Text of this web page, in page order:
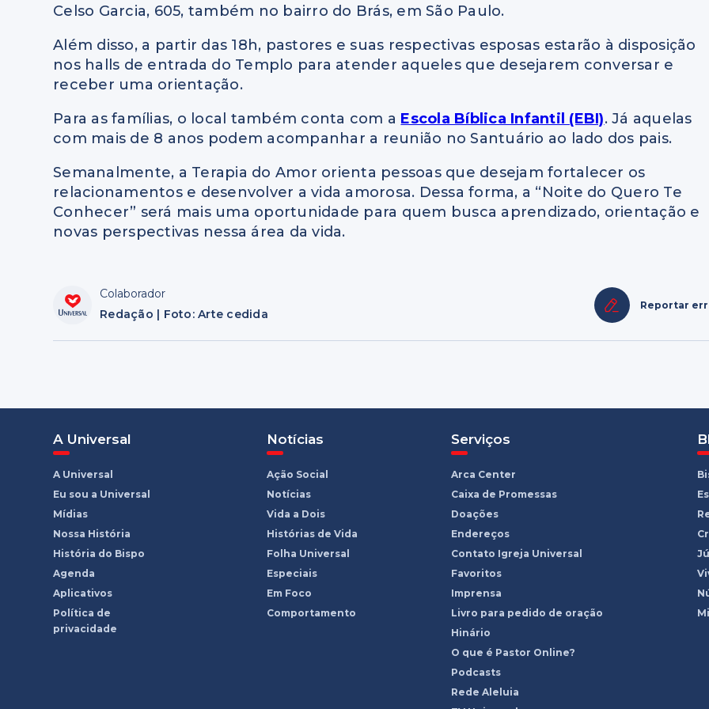
Celso Garcia, 605, também no bairro do Brás, em São Paulo.
Além disso, a partir das 18h, pastores e suas respectivas esposas estarão à disposição
nos halls de entrada do Templo para atender aqueles que desejarem conversar e
receber uma orientação.
Para as famílias, o local também conta com a Escola Bíblica Infantil (EBI). Já aquelas
com mais de 8 anos podem acompanhar a reunião no Santuário ao lado dos pais.
Semanalmente, a Terapia do Amor orienta pessoas que desejam fortalecer os
relacionamentos e desenvolver a vida amorosa. Dessa forma, a “Noite do Quero Te
Conhecer” será mais uma oportunidade para quem busca aprendizado, orientação e
novas perspectivas nessa área da vida.
Colaborador
Redação | Foto: Arte cedida
Reportar
A Universal
A Universal
Eu sou a Universal
Mídias
Nossa História
História do Bispo
Agenda
Aplicativos
Política de
privacidade
Notícias
Ação Social
Notícias
Vida a Dois
Histórias de Vida
Folha Universal
Especiais
Em Foco
Comportamento
Serviços
Arca Center
Caixa de Promessas
Doações
Endereços
Contato Igreja Universal
Favoritos
Imprensa
Livro para pedido de oração
Hinário
O que é Pastor Online?
Podcasts
Rede Aleluia